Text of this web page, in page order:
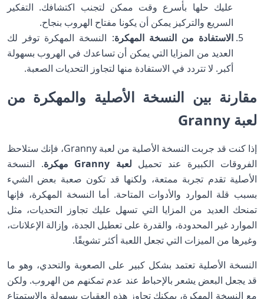
عليك حلها بأسرع وقت ممكن لتجنب اكتشافك. التفكير
السريع والتركيز يمكن أن يكونا مفتاح الهروب بنجاح.
الاستفادة من النسخة المهكرة: النسخة المهكرة توفر لك
العديد من المزايا التي يمكن أن تساعدك في الهروب بسهولة
أكبر. لا تتردد في الاستفادة منها لتجاوز التحديات الصعبة.
مقارنة بين النسخة الأصلية والمهكرة من
لعبة Granny
إذا كنت قد جربت النسخة الأصلية من لعبة Granny، فإنك ستلاحظ
الفروقات الكبيرة عند تحميل لعبة Granny مهكرة
. النسخة
الأصلية تقدم تجربة ممتعة، ولكنها قد تكون صعبة بعض الشيء
بسبب قلة الموارد والأدوات المتاحة. أما النسخة المهكرة، فإنها
تمنحك العديد من المزايا التي تسهل عليك تجاوز التحديات، مثل
الموارد غير المحدودة، والقدرة على تعطيل الجدة، وإزالة الإعلانات،
وغيرها من الميزات التي تجعل اللعبة أكثر تشويقًا.
النسخة الأصلية تعتمد بشكل كبير على الصعوبة والتحدي، وهو ما
قد يجعل البعض يشعر بالإحباط عند عدم تمكنهم من الهروب. ولكن
مع النسخة المهكرة، يمكنك تجاوز هذه العقبات بسهولة والاستمتاع